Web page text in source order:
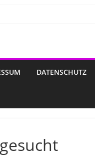
DATENSCHUTZ